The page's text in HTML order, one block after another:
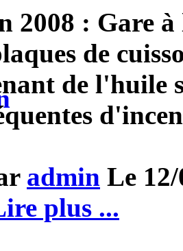
2008 : Gare
de
de l'huile
admin Le
plus ...